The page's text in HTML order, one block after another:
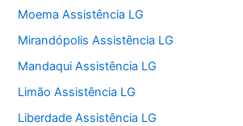
Moema Assistência LG
Mirandópolis Assistência LG
Mandaqui Assistência LG
Limão Assistência LG
Liberdade Assistência LG